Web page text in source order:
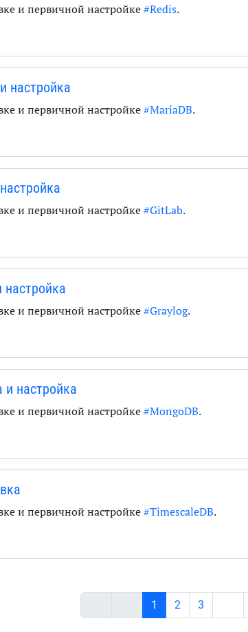
и первичной настройке#Redis.
настройка
и первичной настройке#MariaDB.
и первичной настройке#GitLab.
настройка
и первичной настройке#Graylog.
и настройка
и первичной настройке#MongoDB.
и первичной настройке#TimescaleDB.
1 2 3